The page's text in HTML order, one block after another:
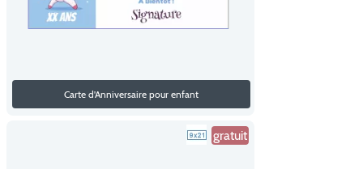
Carte d'Anniversaire pour enfant
gratuit